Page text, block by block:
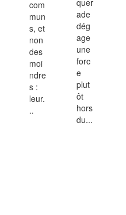
com
mun
s, et
non
des
moi
ndre
s :
leur.
..
ade
dég
age
une
forc
e
plut
ôt
hors
du...